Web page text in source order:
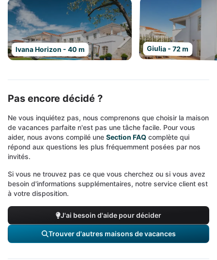
Ivana Horizon - 40 m Giulia - 72 m
Pas encore décidé ?
Ne vous inquiétez pas, nous comprenons que choisir la maison
de vacances parfaite n'est pas une tâche facile. Pour vous
aider, nous avons compilé une Section FAQ complète qui
répond aux questions les plus fréquemment posées par nos
invités.
Si vous ne trouvez pas ce que vous cherchez ou si vous avez
besoin d'informations supplémentaires, notre service client est
à votre disposition.
J'ai besoin d'aide pour décider
Trouver d'autres maisons de vacances